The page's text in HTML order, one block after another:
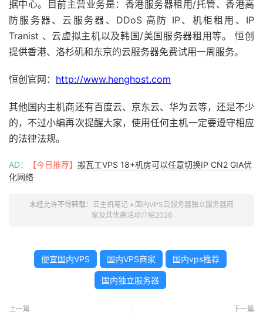
据中心。目前主营业务是：香港服务器租用/托管、香港高
防服务器、云服务器、DDoS 高防 IP、机柜租用、IP
Tranist 、云虚拟主机以及韩国/美国服务器租用等。 恒创
提供香港、洛杉矶和东京的云服务器免费试用一周服务。
恒创官网： http://www.henghost.com
其他国内主机商还有百度云、京东云、华为云等，还是不少
的，不过小编再次提醒大家，使用任何主机一定要遵守相应
的法律法规。
AD： 【今日推荐】 搬瓦工VPS 18+机房可以任意切换IP CN2 GIA优
化网络
未经允许不得转载： 云主机笔记 » 国内VPS云服务器独立服务器商
家及其优惠活动介绍2026
便宜国内VPS 国内VPS商家 国内vps推荐
国内独立服务器
上一篇 下一篇